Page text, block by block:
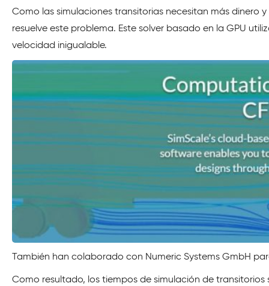
Como las simulaciones transitorias necesitan más dinero
resuelve este problema. Este solver basado en la GPU
velocidad inigualable.
También han colaborado con Numeric Systems GmbH
Como resultado, los tiempos de simulación de